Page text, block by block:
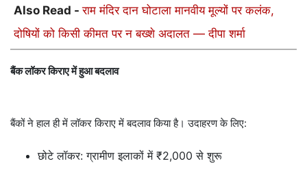
Also Read -राम मंदिर दान घोटाला मानवीय मूल्यों पर कलंक,
दोषियों को किसी कीमत पर न बख्शे अदालत — दीपा शर्मा
बैंक लॉकर किराए में हुआ बदलाव
बैंकों ने हाल ही में लॉकर किराए में बदलाव किया है। उदाहरण के लिए:
छोटे लॉकर: ग्रामीण इलाकों में ₹2,000 से शुरू